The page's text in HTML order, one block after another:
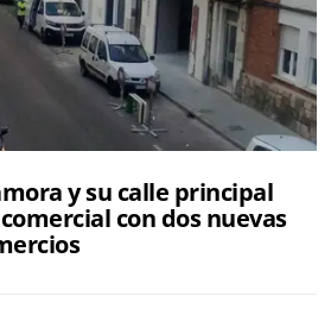
y su calle principal
con dos nuevas